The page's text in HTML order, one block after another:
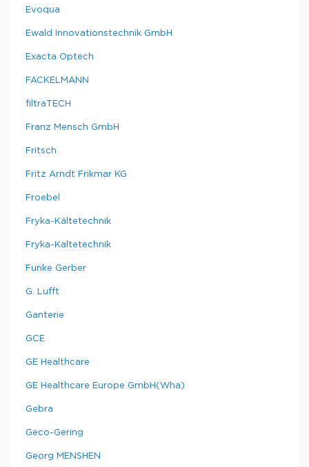
Evoqua
Ewald Innovationstechnik GmbH
Exacta Optech
FACKELMANN
filtraTECH
Franz Mensch GmbH
Fritsch
Fritz Arndt Frikmar KG
Froebel
Fryka-Kältetechnik
Fryka-Kaltetechnik
Funke Gerber
G. Lufft
Ganterie
GCE
GE Healthcare
GE Healthcare Europe GmbH(Wha)
Gebra
Geco-Gering
Georg MENSHEN